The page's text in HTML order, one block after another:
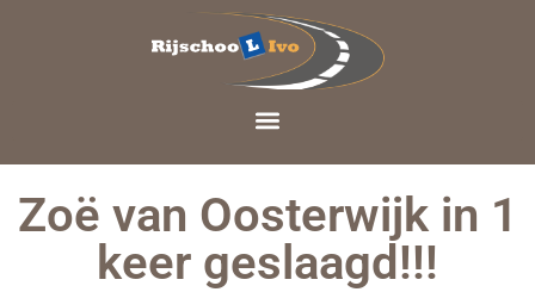
Zoë van Oosterwijk in 1
keer geslaagd!!!